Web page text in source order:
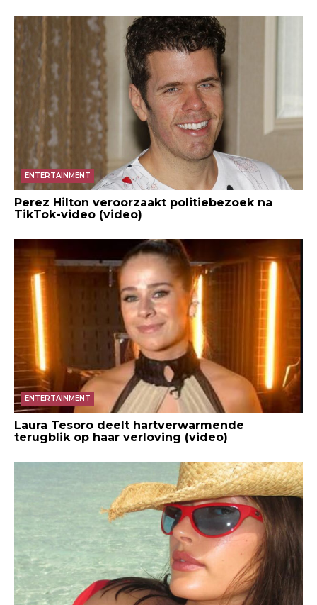
ENTERTAINMENT
Perez Hilton veroorzaakt politiebezoek na
TikTok-video (video)
ENTERTAINMENT
Laura Tesoro deelt hartverwarmende
terugblik op haar verloving (video)